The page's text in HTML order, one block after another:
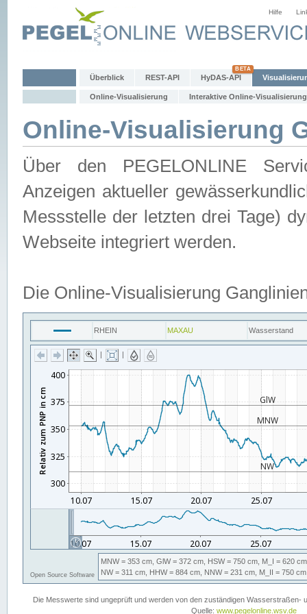
Hilfe
Überblick REST-API HyDAS-API
Online-Visualisierung Interaktive Online-Visualisierung
Online-Visualisierung
Über den PEGELONLINE
Anzeigen aktueller
Messstelle der letzten drei Tage)
Webseite integriert werden.
Die Online-Visualisierung